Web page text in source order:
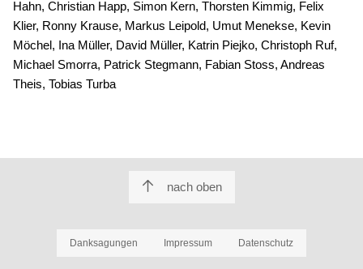
Hahn, Christian Happ, Simon Kern, Thorsten Kimmig, Felix
Klier, Ronny Krause, Markus Leipold, Umut Menekse, Kevin
Möchel, Ina Müller, David Müller, Katrin Piejko, Christoph Ruf,
Michael Smorra, Patrick Stegmann, Fabian Stoss, Andreas
Theis, Tobias Turba
nach oben
Danksagungen Impressum Datenschutz